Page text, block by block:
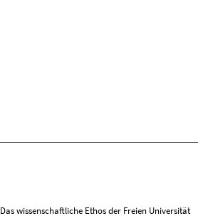
Das wissenschaftliche Ethos der Freien Universität